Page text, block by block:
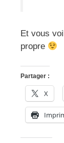
Et vous
propre
Partager :
X